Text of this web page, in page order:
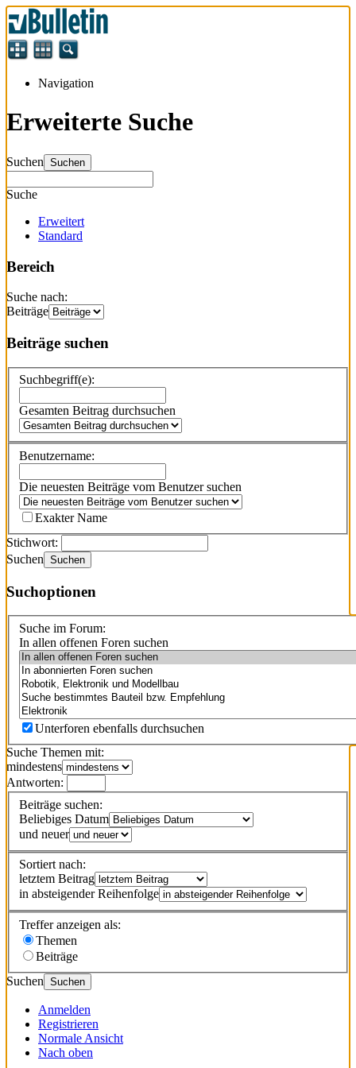
Navigation
Erweiterte Suche
Suchen Suchen
Suche
Erweitert
Standard
Bereich
Suche nach:
Beiträge
Beiträge suchen
Suchbegriff(e):
Gesamten Beitrag durchsuchen
Benutzername:
Die neuesten Beiträge vom Benutzer suchen
Exakter Name
Stichwort:
Suchen Suchen
Suchoptionen
Suche im Forum:
In allen offenen Foren suchen
Unterforen ebenfalls durchsuchen
Suche Themen mit:
mindestens
Antworten:
Beiträge suchen:
Beliebiges Datum
und neuer
Sortiert nach:
letztem Beitrag
in absteigender Reihenfolge
Treffer anzeigen als:
Themen
Beiträge
Suchen Suchen
Anmelden
Registrieren
Normale Ansicht
Nach oben